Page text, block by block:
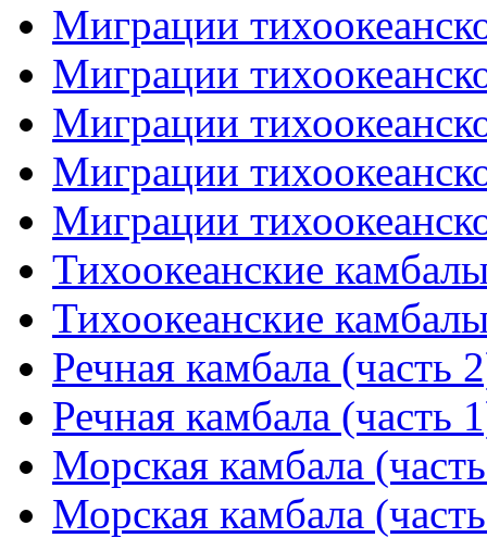
Миграции
Миграции
Миграции
Миграции
Миграции
Тихоокеанские
Тихоокеанские
Речная камбала (часть
Речная камбала (часть
Морская камбала
Морская камбала